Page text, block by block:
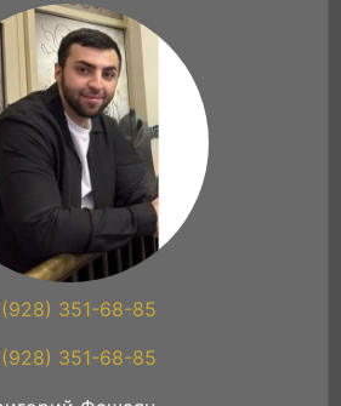
351-68-85
351-68-85